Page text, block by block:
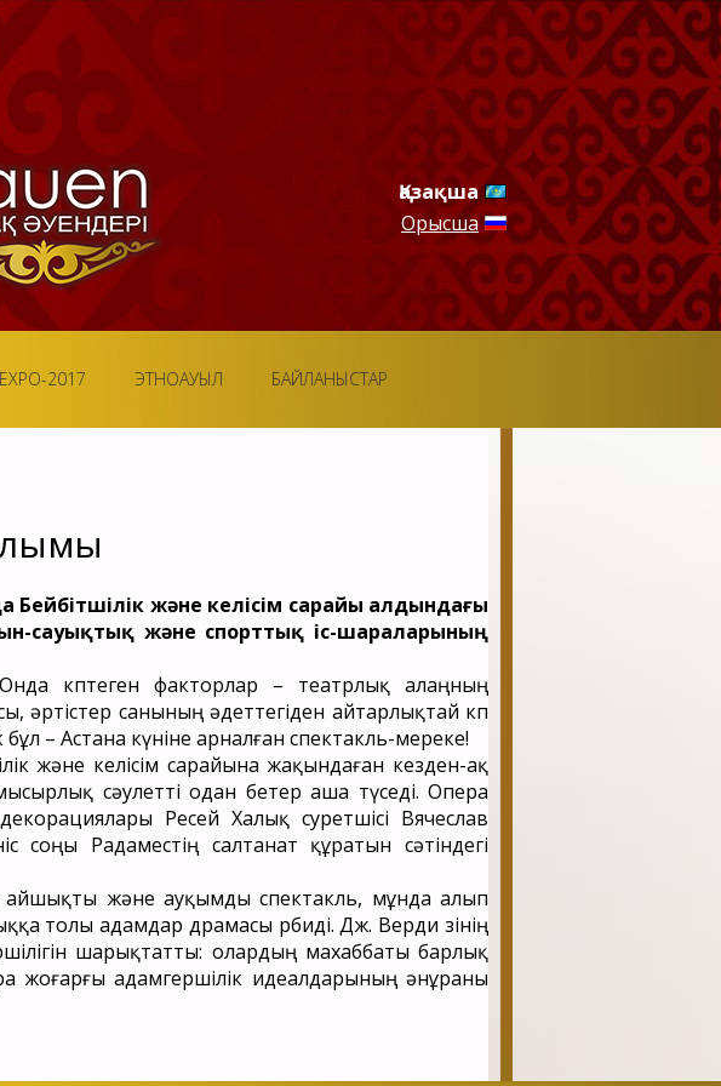
Қазақша
Орысша
EXPO-2017 ЭТНОАУЫЛ БАЙЛАНЫСТАР
және келісім сарайы алдындағы
сауықтық және спорттық іс-шараларының
көптеген факторлар – театрлық алаңның
әртістер санының әдеттегіден айтарлықтай көп
– Астана күніне арналған спектакль-мереке!
және келісім сарайына жақындаған кезден-ақ
сәулетті одан бетер аша түседі. Опера
Ресей Халық суретшісі Вячеслав
соңы Радаместің салтанат құратын сәтіндегі
айшықты және ауқымды спектакль, мұнда алып
толы адамдар драмасы өрбиді. Дж. Верди өзінің
шарықтатты: олардың махаббаты барлық
жоғарғы адамгершілік идеалдарының әнұраны